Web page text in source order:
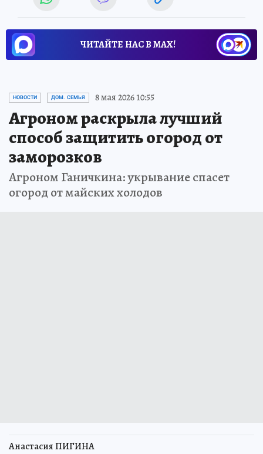
ЧИТАЙТЕ НАС В МАХ!
НОВОСТИ ДОМ. СЕМЬЯ 8 мая 2026 10:55
Агроном раскрыла лучший
способ защитить огород от
заморозков
Агроном Ганичкина: укрывание спасет
огород от майских холодов
Анастасия ПИГИНА